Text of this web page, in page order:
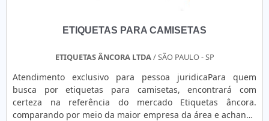
ETIQUETAS PARA CAMISETAS
ETIQUETAS ÂNCORA LTDA/ SÃO PAULO - SP
Atendimento exclusivo para pessoa juridicaPara quem
busca por etiquetas para camisetas, encontrará com
certeza na referência do mercado Etiquetas âncora.
comparando por meio da maior empresa da área e achando